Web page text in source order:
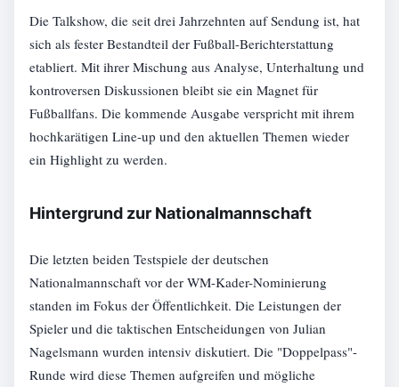
Die Talkshow, die seit drei Jahrzehnten auf Sendung ist, hat
sich als fester Bestandteil der Fußball-Berichterstattung
etabliert. Mit ihrer Mischung aus Analyse, Unterhaltung und
kontroversen Diskussionen bleibt sie ein Magnet für
Fußballfans. Die kommende Ausgabe verspricht mit ihrem
hochkarätigen Line-up und den aktuellen Themen wieder
ein Highlight zu werden.
Hintergrund zur Nationalmannschaft
Die letzten beiden Testspiele der deutschen
Nationalmannschaft vor der WM-Kader-Nominierung
standen im Fokus der Öffentlichkeit. Die Leistungen der
Spieler und die taktischen Entscheidungen von Julian
Nagelsmann wurden intensiv diskutiert. Die "Doppelpass"-
Runde wird diese Themen aufgreifen und mögliche